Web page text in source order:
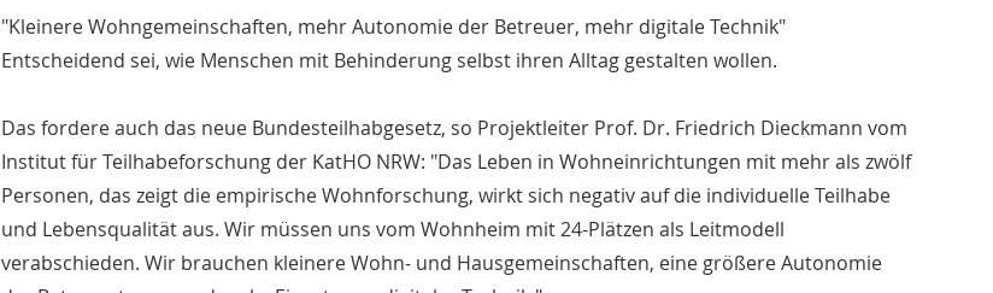
"Kleinere Wohngemeinschaften, mehr Autonomie der Betreuer, mehr digitale Technik"
Entscheidend sei, wie Menschen mit Behinderung selbst ihren Alltag gestalten wollen.
Das fordere auch das neue Bundesteilhabgesetz, so Projektleiter Prof. Dr. Friedrich Dieckmann vom
Institut für Teilhabeforschung der KatHO NRW: "Das Leben in Wohneinrichtungen mit mehr als zwölf
Personen, das zeigt die empirische Wohnforschung, wirkt sich negativ auf die individuelle Teilhabe
und Lebensqualität aus. Wir müssen uns vom Wohnheim mit 24-Plätzen als Leitmodell
verabschieden. Wir brauchen kleinere Wohn- und Hausgemeinschaften, eine größere Autonomie